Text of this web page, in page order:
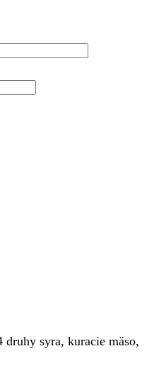
syra, kuracie mäso,